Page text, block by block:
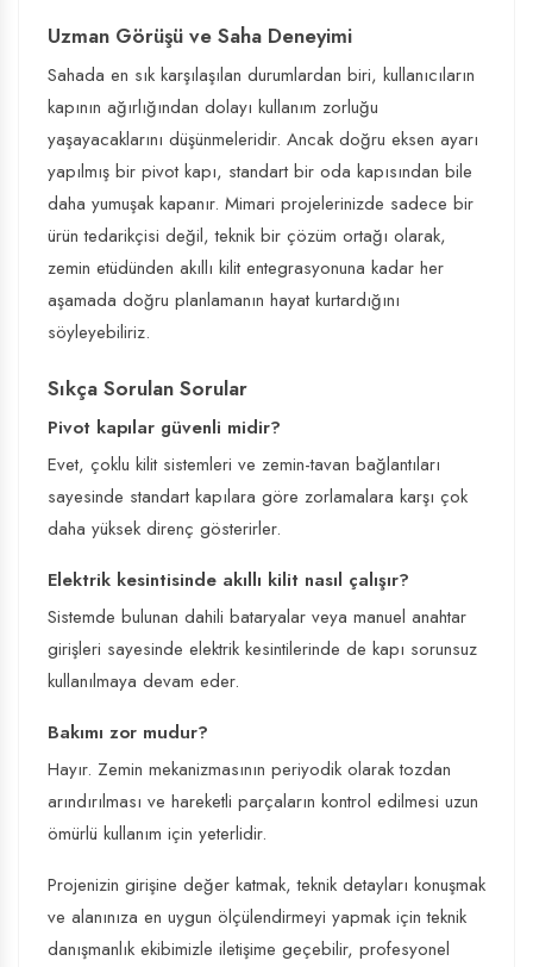
Uzman Görüşü ve Saha Deneyimi
Sahada en sık karşılaşılan durumlardan biri, kullanıcıların
kapının ağırlığından dolayı kullanım zorluğu
yaşayacaklarını düşünmeleridir. Ancak doğru eksen ayarı
yapılmış bir pivot kapı, standart bir oda kapısından bile
daha yumuşak kapanır. Mimari projelerinizde sadece bir
ürün tedarikçisi değil, teknik bir çözüm ortağı olarak,
zemin etüdünden akıllı kilit entegrasyonuna kadar her
aşamada doğru planlamanın hayat kurtardığını
söyleyebiliriz.
Sıkça Sorulan Sorular
Pivot kapılar güvenli midir?
Evet, çoklu kilit sistemleri ve zemin-tavan bağlantıları
sayesinde standart kapılara göre zorlamalara karşı çok
daha yüksek direnç gösterirler.
Elektrik kesintisinde akıllı kilit nasıl çalışır?
Sistemde bulunan dahili bataryalar veya manuel anahtar
girişleri sayesinde elektrik kesintilerinde de kapı sorunsuz
kullanılmaya devam eder.
Bakımı zor mudur?
Hayır. Zemin mekanizmasının periyodik olarak tozdan
arındırılması ve hareketli parçaların kontrol edilmesi uzun
ömürlü kullanım için yeterlidir.
Projenizin girişine değer katmak, teknik detayları konuşmak
ve alanınıza en uygun ölçülendirmeyi yapmak için teknik
danışmanlık ekibimizle iletişime geçebilir, profesyonel